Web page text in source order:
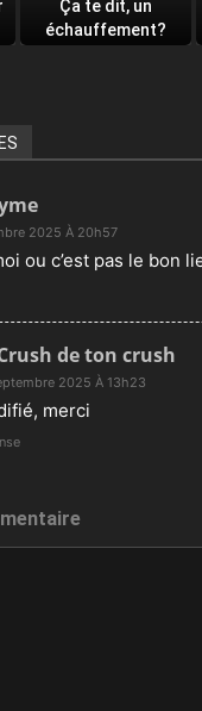
Ça te dit, un
échauffement?
2025 À 20h57
ou c’est pas le bon
de ton crush
2025 À 13h23
merci